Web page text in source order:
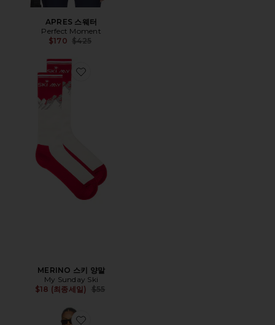
APRES 스웨터
Perfect Moment
$170 Previous price:
$425
Favorite MERINO 스키 양말
MERINO 스키 양말
My Sunday Ski
$18 (최종세일)
Previous price:
$55